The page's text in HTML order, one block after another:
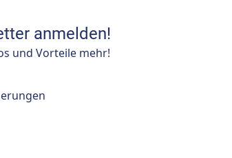
anmelden!
und Vorteile mehr!